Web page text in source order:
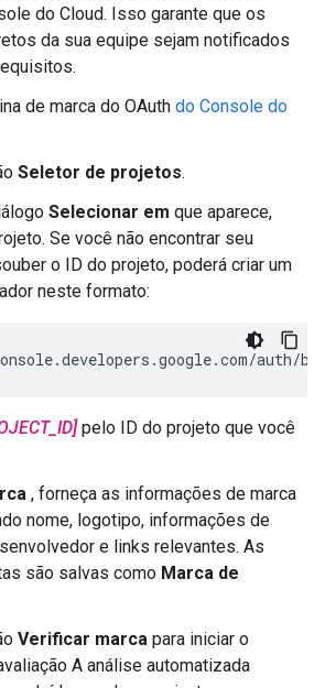
do Cloud. Isso garante que os
da sua equipe sejam notificados
de marca do OAuth do Console do
Seletor de projetos.
Selecionar em que aparece,
Se você não encontrar seu
o ID do projeto, poderá criar um
neste formato:
auth/
pelo ID do projeto que você
, forneça as informações de marca
nome, logotipo, informações de
e links relevantes. As
são salvas como Marca de
Verificar marca para iniciar o
A análise automatizada